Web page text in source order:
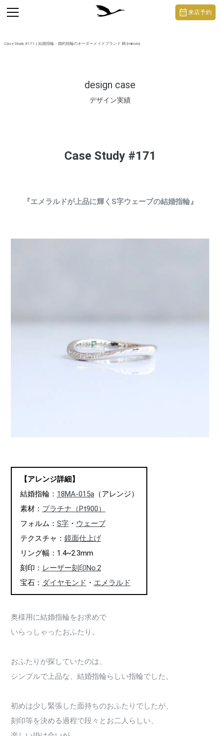
Case Study #171 | 結婚指輪・婚約指輪のオーダーメイドブランド 鶴 (mikoto)
design case
デザイン実績
toggle
navigation
来店予約
Case Study #171
『エメラルドが上品に輝くS字ウェーブの結婚指輪』
【アレンジ詳細】
結婚指輪： 18MA-015a（アレンジ）
素材： プラチナ（Pt900）
フォルム： S字・ ウェーブ
テクスチャ： 鏡面仕上げ
リング幅：1.4~2.3mm
刻印： レーザー刻印No.2
宝石： ダイヤモンド ・ エメラルド
奥様用に結婚指輪をお求めで
いらっしゃったおふたり。
おふたりが探していたのは、
シンプルで上品な、結婚指輪らしい指輪でした。
初めは少し緊張した面持ちのおふたりでしたが、
刻印等を決める過程で段々とお二人らしい、